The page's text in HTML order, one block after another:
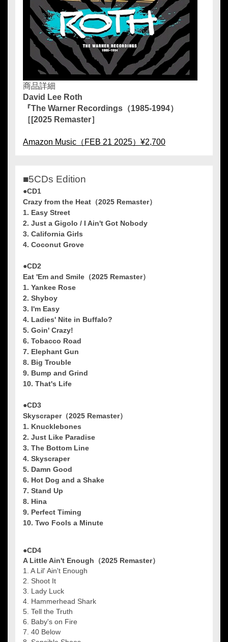
商品詳細
David Lee Roth
『The Warner Recordings（1985-1994）
［[2025 Remaster］
Amazon Music（FEB 21 2025）¥2,700
■5CDs Edition
●CD1
Crazy from the Heat（2025 Remaster）
1. Easy Street
2. Just a Gigolo / I Ain't Got Nobody
3. California Girls
4. Coconut Grove
●CD2
Eat 'Em and Smile（2025 Remaster）
1. Yankee Rose
2. Shyboy
3. I'm Easy
4. Ladies' Nite in Buffalo?
5. Goin' Crazy!
6. Tobacco Road
7. Elephant Gun
8. Big Trouble
9. Bump and Grind
10. That's Life
●CD3
Skyscraper（2025 Remaster）
1. Knucklebones
2. Just Like Paradise
3. The Bottom Line
4. Skyscraper
5. Damn Good
6. Hot Dog and a Shake
7. Stand Up
8. Hina
9. Perfect Timing
10. Two Fools a Minute
●CD4
A Little Ain't Enough（2025 Remaster）
1. A Lil' Ain't Enough
2. Shoot It
3. Lady Luck
4. Hammerhead Shark
5. Tell the Truth
6. Baby's on Fire
7. 40 Below